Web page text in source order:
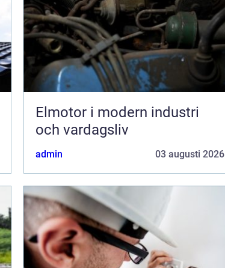
Elmotor i modern industri
och vardagsliv
admin 03 augusti 2026